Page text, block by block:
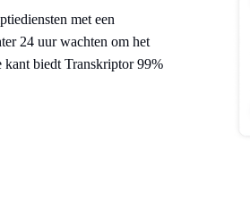
met een
24 uur wachten om het
kant biedt Transkriptor 99%